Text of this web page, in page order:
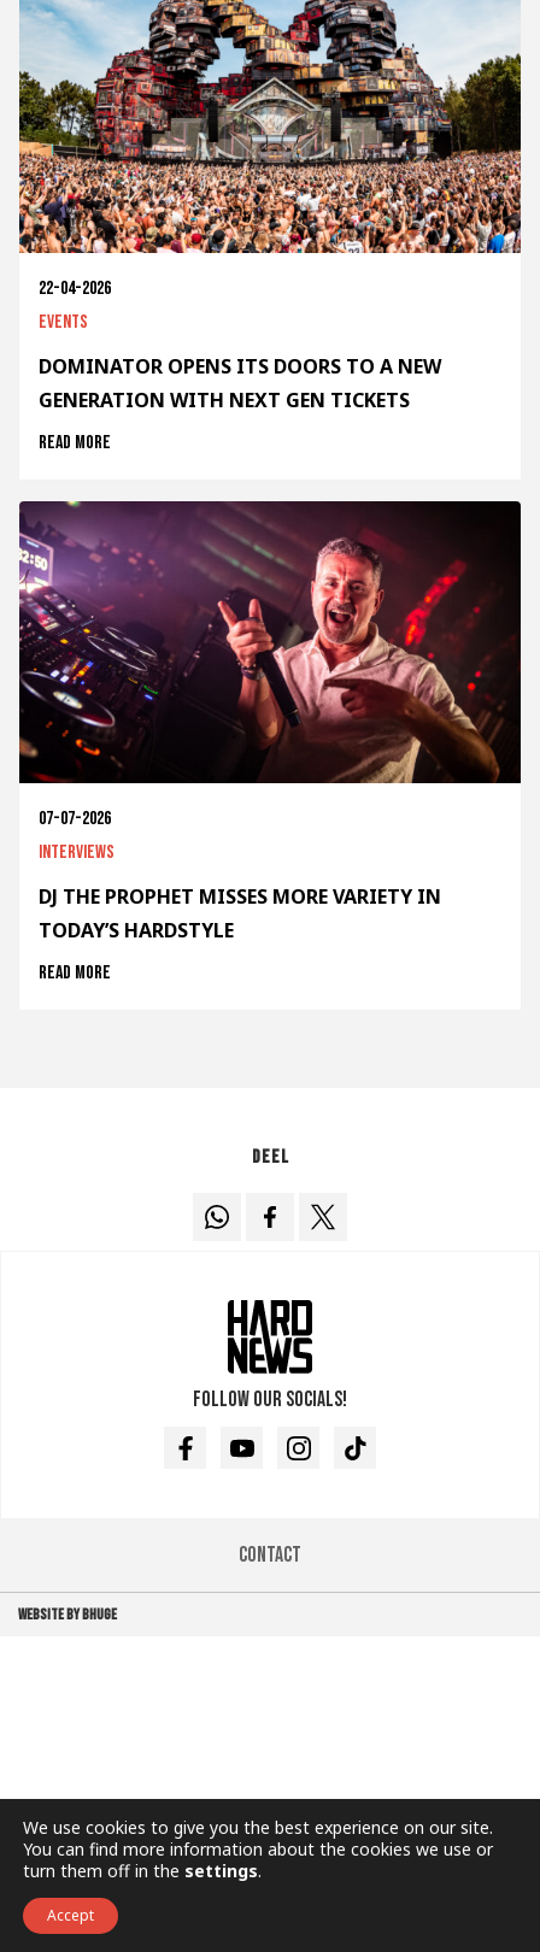
22-04-2026
Events
DOMINATOR OPENS ITS DOORS TO A NEW
GENERATION WITH NEXT GEN TICKETS
Read more
07-07-2026
Interviews
DJ THE PROPHET MISSES MORE VARIETY IN
TODAY’S HARDSTYLE
Read more
Deel
Follow our socials!
FacebookYoutubeInstagramTikTok
Contact
WEBSITE BY BHUGE
We use cookies to give you the best experience on our site.
You can find more information about the cookies we use or
turn them off in the settings.
Accept